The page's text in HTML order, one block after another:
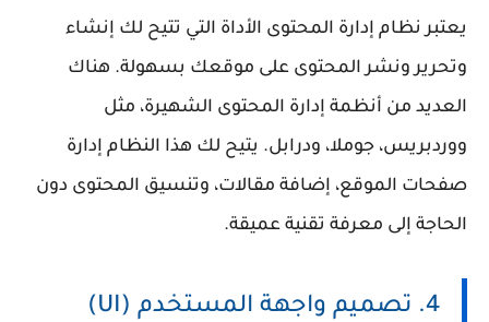
يعتبر نظام إدارة المحتوى الأداة التي تتيح لك إنشاء
وتحرير ونشر المحتوى على موقعك بسهولة. هناك
العديد من أنظمة إدارة المحتوى الشهيرة، مثل
ووردبريس، جوملا، ودرابل. يتيح لك هذا النظام إدارة
صفحات الموقع، إضافة مقالات، وتنسيق المحتوى دون
الحاجة إلى معرفة تقنية عميقة.
4. تصميم واجهة المستخدم (UI)